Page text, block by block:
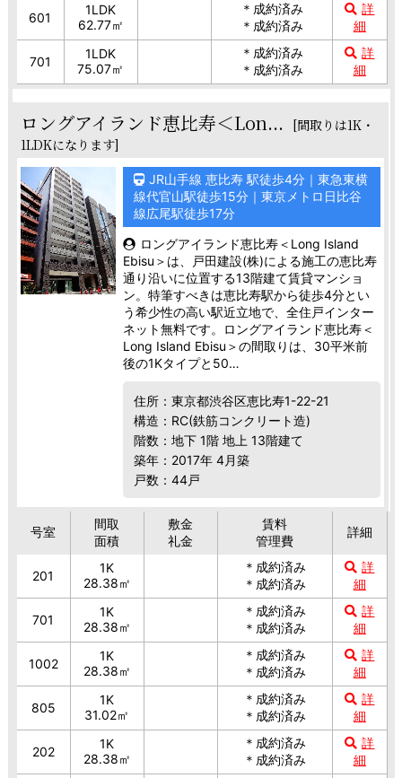
601
1LDK
62.77㎡
＊成約済み
＊成約済み
詳
細
701
1LDK
75.07㎡
＊成約済み
＊成約済み
詳
細
ロングアイランド恵比寿＜Lon... [間取りは1K・
1LDKになります]
JR山手線 恵比寿 駅徒歩4分｜東急東横
線代官山駅徒歩15分｜東京メトロ日比谷
線広尾駅徒歩17分
ロングアイランド恵比寿＜Long Island
Ebisu＞は、戸田建設(株)による施工の恵比寿
通り沿いに位置する13階建て賃貸マンショ
ン。特筆すべきは恵比寿駅から徒歩4分とい
う希少性の高い駅近立地で、全住戸インター
ネット無料です。ロングアイランド恵比寿＜
Long Island Ebisu＞の間取りは、30平米前
後の1Kタイプと50…
住所：東京都渋谷区恵比寿1-22-21
構造：RC(鉄筋コンクリート造)
階数：地下 1階 地上 13階建て
築年：2017年 4月築
戸数：44戸
号室
間取
面積
敷金
礼金
賃料
管理費
詳細
201
1K
28.38㎡
＊成約済み
＊成約済み
詳
細
701
1K
28.38㎡
＊成約済み
＊成約済み
詳
細
1002
1K
28.38㎡
＊成約済み
＊成約済み
詳
細
805
1K
31.02㎡
＊成約済み
＊成約済み
詳
細
202
1K
28.38㎡
＊成約済み
＊成約済み
詳
細